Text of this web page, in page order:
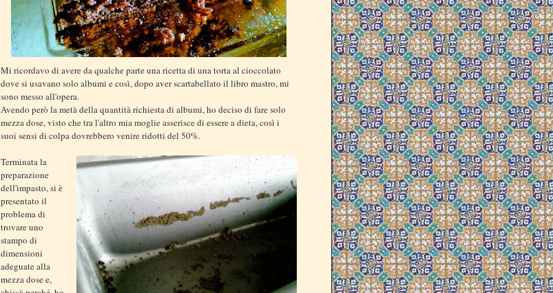
Mi ricordavo di avere da qualche parte una ricetta di una torta al cioccolato
dove si usavano solo albumi e così, dopo aver scartabellato il libro mastro, mi
sono messo all'opera.
Avendo però la metà della quantità richiesta di albumi, ho deciso di fare solo
mezza dose, visto che tra l'altro mia moglie asserisce di essere a dieta, così i
suoi sensi di colpa dovrebbero venire ridotti del 50%.
Terminata la
preparazione
dell'impasto, si è
presentato il
problema di
trovare uno
stampo di
dimensioni
adeguate alla
mezza dose e,